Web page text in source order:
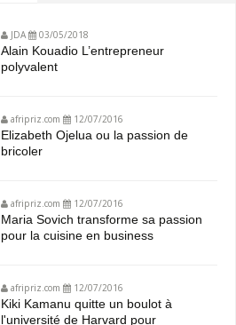
JDA 03/05/2018
Alain Kouadio L’entrepreneur
polyvalent
afripriz.com 12/07/2016
Elizabeth Ojelua ou la passion de
bricoler
afripriz.com 12/07/2016
Maria Sovich transforme sa passion
pour la cuisine en business
afripriz.com 12/07/2016
Kiki Kamanu quitte un boulot à
l'université de Harvard pour